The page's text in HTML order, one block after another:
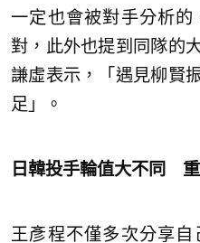
一定也會被對手分析
對，此外也提到同隊的
謙虛表示，「遇見柳賢
足」。
日韓投手輪值大不同
王彥程不僅多次分享